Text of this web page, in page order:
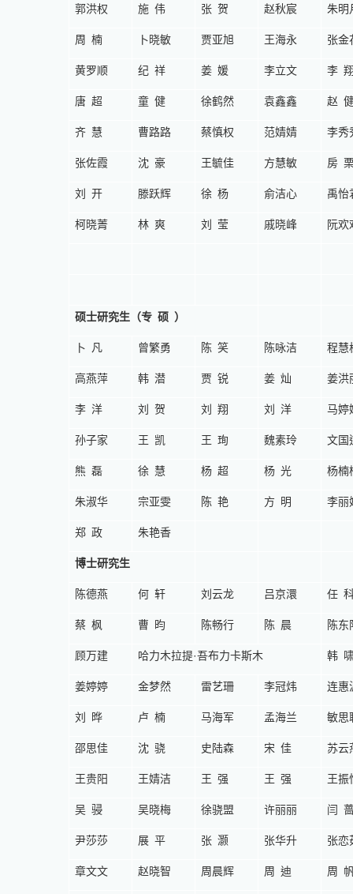
郭洪权 施伟 张贺 赵秋宸 朱明
周楠 卜晓敏 贾亚旭 王海永 张金
黄罗顺 纪祥 姜媛 李立文 李
唐超 童健 徐鹤然 袁鑫鑫 赵
齐慧 曹路路 蔡慎权 范婧婧 李秀
张佐霞 沈豪 王毓佳 方慧敏 房
刘开 滕跃辉 徐杨 俞洁心 禹怡
柯晓菁 林爽 刘莹 戚晓峰 阮欢
硕士研究生（专硕 ）
卜凡 曾繁勇 陈笑 陈咏洁 程慧
高燕萍 韩潜 贾锐 姜灿 姜洪
李洋 刘贺 刘翔 刘洋 马婷
孙子家 王凯 王珣 魏素玲 文国
熊磊 徐慧 杨超 杨光 杨楠
朱淑华 宗亚雯 陈艳 方明 李丽
郑政 朱艳香
博士研究生
陈德燕 何轩 刘云龙 吕京澴 任
蔡枫 曹昀 陈畅行 陈晨 陈东
顾万建 哈力木拉提·吾布力卡斯木 韩
姜婷婷 金梦然 雷艺珊 李冠炜 连惠
刘晔 卢楠 马海军 孟海兰 敏思
邵思佳 沈骁 史陆森 宋佳 苏云
王贵阳 王婧洁 王强 王强 王振
吴骎 吴晓梅 徐骁盟 许丽丽 闫
尹莎莎 展平 张灏 张华升 张恋
章文文 赵晓智 周晨辉 周迪 周